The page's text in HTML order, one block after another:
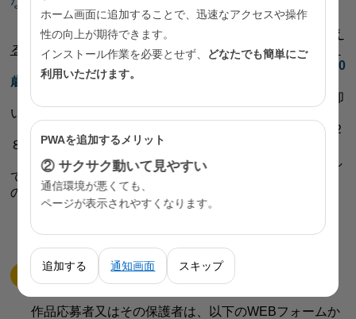
④人を傷つける言葉の使用はお控えください。
⑤制度に関する説明が誤っているものや誤解を与え
る可能性があるものについては、入賞の対象外とします。
【よくある間違い】
◎20
歳未満
⑥ 応募作品は、受賞作品決定後、応募者全員へ返却
いたします。
⑦ 入賞作品の著作権（著作権法第２７条及び同第２
８条に定める権利を含む。）は、東京都に帰属します。
また、東京都及び東京都の指定する第三者に対し
て、著作者人格権（公表権、氏名表示権、同一性保持権）
の
行使をしないものとします。
東京ポイントの申請
作品応募者又はその保護者は、以下のWEBフォームか
ホーム画面に追加することで、迅速なアクセスや操作
性の向上が期待できます。
インストール作業を必要とせず、 どなたでも簡単にご
利用いただけます。
PWAを追加するメリット
② サクサク動いて見やすい
通信環境が悪くても、
ページが表示されやすくなります。
追加する 通知画面 スキップ